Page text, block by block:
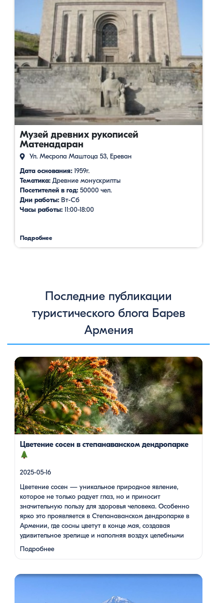
Музей древних рукописей
Матенадаран
Ул. Месропа Маштоца 53, Ереван
Дата основания: 1959г.
Тематика: Древние монускрипты
Посетителей в год: 50000 чел.
Дни работы: Вт-Сб
Часы работы: 11:00-18:00
Подробнее
Последние публикации
туристического блога Барев
Армения
Цветение сосен — уникальное природное явление, которое
не только радует глаз, но и приносит значительную пользу
для здоровья человека. Особенно ярко это проявляется в
Степанаванском дендропарке в Армении, где сосны цветут в
конце мая, создавая удивительное зрелище и наполняя
воздух целебными веществами.Степанаванский
дендропарк: жемчужина Лорийской области
Степанаванский дендропарк, также известный как «Сочут»
Цветение сосен в степанаванском дендропарке
2025-05-16
Цветение сосен — уникальное природное явление,
которое не только радует глаз, но и приносит
значительную пользу для здоровья человека. Особенно
ярко это проявляется в Степанаванском дендропарке в
Армении, где сосны цветут в конце мая, создавая
удивительное зрелище и наполняя воздух целебными
веществами.
Лорийской области Степанаванский дендропарк, также
Подробнее
Одна из туристок, вдохновившись поездкой с Barev Armenia,
музыку атмосферу нашей страны. В этом видео – живые